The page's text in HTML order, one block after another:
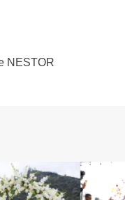
NESTOR